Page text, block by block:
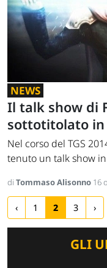
NEWS
Il talk show di
sottotitolato in
Nel corso del TGS
tenuto un talk show
di Tommaso Alisonno 16
‹ 1 2 3 ›
GLI